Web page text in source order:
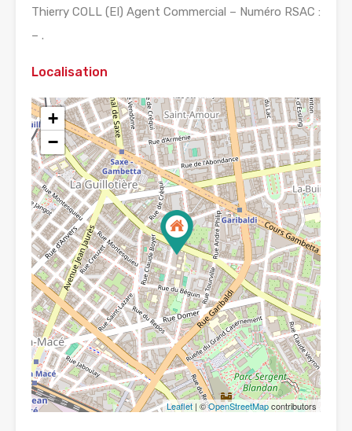
Thierry COLL (EI) Agent Commercial – Numéro RSAC :
– .
Localisation
+
−
Leaflet | ©OpenStreetMapcontributors